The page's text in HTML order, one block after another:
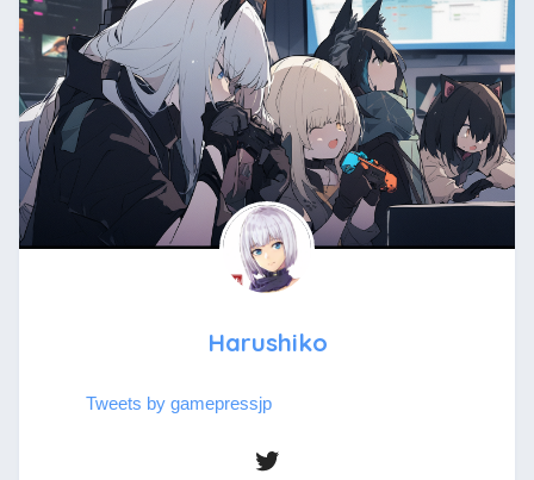
Harushiko
Tweets by gamepressjp